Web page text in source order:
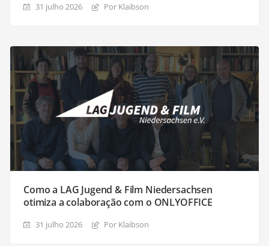
31 julho 2026 Por Klaibson
Como a LAG Jugend & Film Niedersachsen
otimiza a colaboração com o ONLYOFFICE
31 julho 2026 Por Klaibson